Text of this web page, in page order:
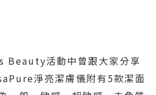
Beauty活動中曾跟大家分享
淨亮潔膚儀附有5款潔面